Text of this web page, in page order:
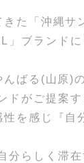
た「沖縄サ
ブランドに
ばる(山原)
がご提案す
を感じ『
らしく滞在